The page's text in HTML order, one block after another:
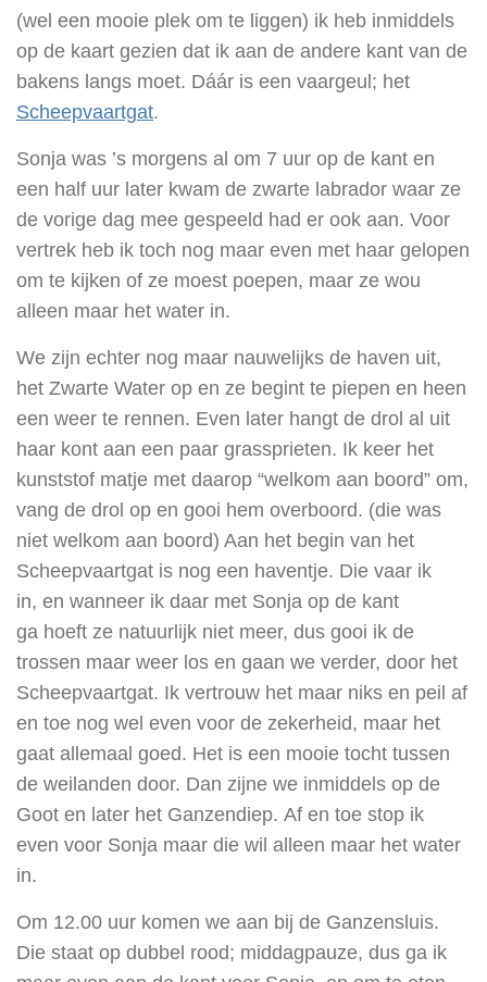
(wel een mooie plek om te liggen) ik heb inmiddels
op de kaart gezien dat ik aan de andere kant van de
bakens langs moet. Dáár is een vaargeul; het
Scheepvaartgat.
Sonja was ’s morgens al om 7 uur op de kant en
een half uur later kwam de zwarte labrador waar ze
de vorige dag mee gespeeld had er ook aan. Voor
vertrek heb ik toch nog maar even met haar gelopen
om te kijken of ze moest poepen, maar ze wou
alleen maar het water in.
We zijn echter nog maar nauwelijks de haven uit,
het Zwarte Water op en ze begint te piepen en heen
een weer te rennen. Even later hangt de drol al uit
haar kont aan een paar grassprieten. Ik keer het
kunststof matje met daarop “welkom aan boord” om,
vang de drol op en gooi hem overboord. (die was
niet welkom aan boord) Aan het begin van het
Scheepvaartgat is nog een haventje. Die vaar ik
in, en wanneer ik daar met Sonja op de kant
ga hoeft ze natuurlijk niet meer, dus gooi ik de
trossen maar weer los en gaan we verder, door het
Scheepvaartgat. Ik vertrouw het maar niks en peil af
en toe nog wel even voor de zekerheid, maar het
gaat allemaal goed. Het is een mooie tocht tussen
de weilanden door. Dan zijne we inmiddels op de
Goot en later het Ganzendiep. Af en toe stop ik
even voor Sonja maar die wil alleen maar het water
in.
Om 12.00 uur komen we aan bij de Ganzensluis.
Die staat op dubbel rood; middagpauze, dus ga ik